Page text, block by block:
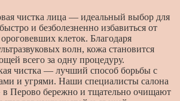
чистка лица — идеальный выбор для
и безболезненно избавиться от
клеток. Благодаря
волн, кожа становится
всего за одну процедуру.
чистка — лучший способ борьбы с
и угрями. Наши специалисты салона
в Перово бережно и тщательно очищают